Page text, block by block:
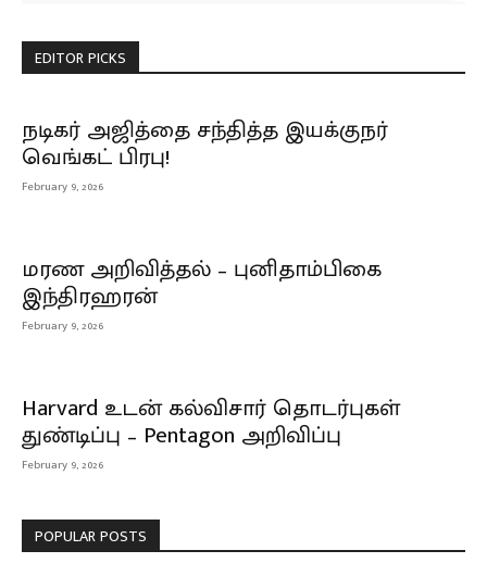
EDITOR PICKS
நடிகர் அஜித்தை சந்தித்த இயக்குநர்
வெங்கட் பிரபு!
February 9, 2026
மரண அறிவித்தல் – புனிதாம்பிகை
இந்திரஹரன்
February 9, 2026
Harvard உடன் கல்விசார் தொடர்புகள்
துண்டிப்பு – Pentagon அறிவிப்பு
February 9, 2026
POPULAR POSTS